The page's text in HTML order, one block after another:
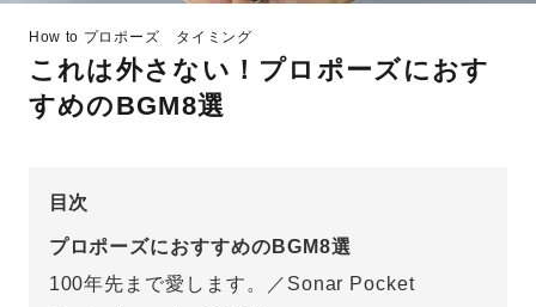
How to プロポーズ タイミング
これは外さない！プロポーズにおす
すめのBGM8選
目次
プロポーズにおすすめのBGM8選
100年先まで愛します。／Sonar Pocket
プロポーズサポート
スペシャルプロポーズイベント
プロポーズアイテム
先輩の体験談
プロポーズ知恵袋
アイプリモについて